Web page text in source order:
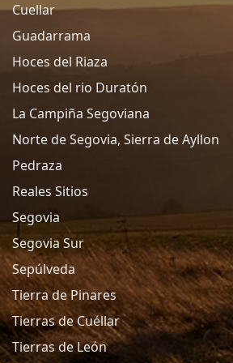
Cuellar
Guadarrama
Hoces del Riaza
Hoces del rio Duratón
La Campiña Segoviana
Norte de Segovia, Sierra de Ayllon
Pedraza
Reales Sitios
Segovia
Segovia Sur
Sepúlveda
Tierra de Pinares
Tierras de Cuéllar
Tierras de León